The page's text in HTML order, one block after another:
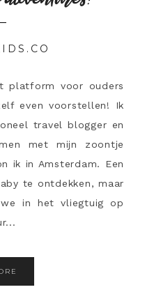
platform voor ouders
even voorstellen! Ik
travel blogger en
met mijn zoontje
ik in Amsterdam. Een
te ontdekken, maar
in het vliegtuig op